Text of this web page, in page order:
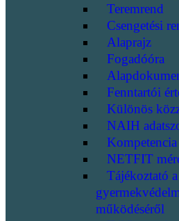
Teremrend
Csengetési
Alaprajz
Fogadóóra
Fenntartói
Különös
NAIH
Kompetencia
NETFIT
Tájékoztató
működéséről